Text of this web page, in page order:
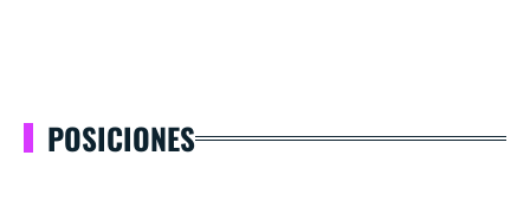
POSICIONES